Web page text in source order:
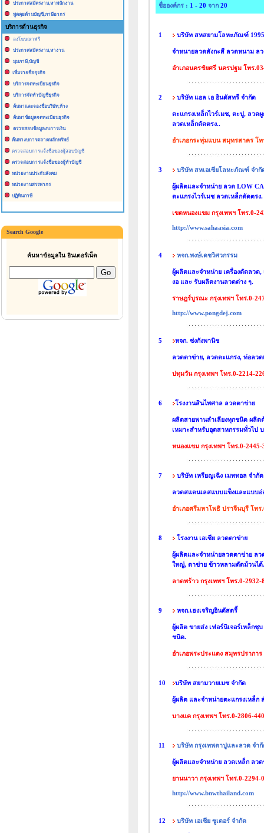
ประกาศสมัครงาน,หาพนักงาน
พูดคุยด้านบัญชี,ภาษีอากร
บริการด้านธุรกิจ
ลงโฆษณาฟรี
ประกาศสมัครงาน,หางาน
มุมภาษี,บัญชี
เพื่มรายชื่อธุรกิจ
บริการจดทะเบียนธุรกิจ
บริการจัดทำบัญชีธุรกิจ
ค้นหาและจองชื่อบริษัท,ห้าง
ค้นหาข้อมูลจดทะเบียนธุรกิจ
ตรวจสอบข้อมูลงบการเงิน
ค้นหางบการตลาดหลักทรัพย์
ตรวจสอบการแจ้งชื่อของผู้สอบบัญชี
ตรวจสอบการแจ้งชื่อของผู้ทำบัญชี
หน่วยงานประกันสังคม
หน่วยงานสรรพากร
ปฏิทินภาษี
Search Google
ค้นหาข้อมูลใน อินเตอร์เน็ต
ชื่อองค์กร : 1 - 20 จาก 20
1 บริษัท สหสยามโลหะภัณฑ์ 1995
จำหนายลวดสังกะสี ลวดหนาม ล
อำเภอนครชัยศรี นครปฐม โทร
2 บริษัท แอล เอ อินดัสทรี จำกัด
ตะแกรงเหล็กไวร์เมช, ตะปู, ลวด
ลวดเหล็กตัดตรง..
อำเภอกระทุ่มแบน สมุทรสาคร โท
3 บริษัท สหเอเซียโลหะภัณฑ์ จำกั
ผู้ผลิตและจำหน่าย ลวด LOW
ตะแกรงไวร์เมช ลวดเหล็กตัดตรง.
เขตหนองแขม กรุงเทพฯ โทร.0-
http://www.sahaasia.com
4 หจก.พงษ์เดชวิศวกรรม
ผู้ผลิตและจำหน่าย เครื่องตัดลวด,
งอ และ รับผลิตงานลวดต่าง ๆ.
ราษฎร์บูรณะ กรุงเทพฯ โทร.0-
http://www.pongdej.com
5 หจก. ซ่งกังพานิช
ลวดตาข่าย, ลวดตะแกรง, ท่อลว
ปทุมวัน กรุงเทพฯ โทร.0-2214-
6 โรงงานสินไพศาล ลวดตาข่าย
ผลิตสายพานลำเลียงทุกชนิด ผลิ
เหมาะสำหรับอุตสาหกรรมทั่วไป บ
หนองแขม กรุงเทพฯ โทร.0-2445-
7 บริษัท เหรียญเฉิง เมททอล จำกัด
ลวดสแตนเลสแบบแข็งและแบบอ่
อำเภอศรีมหาโพธิ ปราจีนบุรี โทร
8 โรงงาน เอเซีย ลวดตาข่าย
ผู้ผลิตและจำหน่ายลวดตาข่าย ลว
ใหญ่, ตาข่าย ข้าวหลามตัดม้วนได้.
ลาดพร้าว กรุงเทพฯ โทร.0-2932-
9 หจก.เฮงเจริญอินดัสตรี้
ผู้ผลิต ขายส่ง เฟอร์นิเจอร์เหล็ก
ชนิด.
อำเภอพระประแดง สมุทรปราการ
10 บริษัท สยามวายเมซ จำกัด
ผู้ผลิต และจำหน่ายตะแกรงเหล็ก
บางแค กรุงเทพฯ โทร.0-2806-
11 บริษัท กรุงเทพตาปูและลวด จำกั
ผู้ผลิตและจำหน่าย ลวดเหล็ก ลว
ยานนาวา กรุงเทพฯ โทร.0-2294-
http://www.bnwthailand.com
12 บริษัท เอเซีย ซูเดอร์ จำกัด